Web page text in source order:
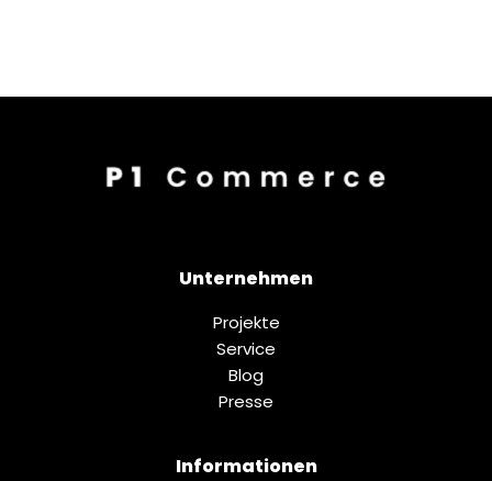
Unternehmen
Projekte
Service
Blog
Presse
Informationen